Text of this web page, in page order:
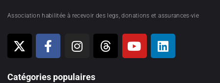
Association habilitée à recevoir des legs, donations et assurances-vie
Catégories populaires